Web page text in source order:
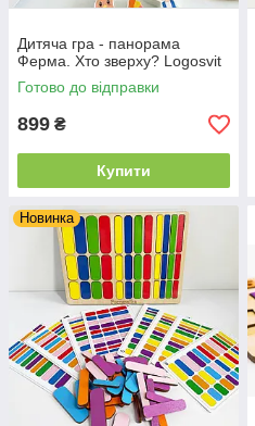
Дитяча гра - панорама
Ферма. Хто зверху? Logosvit
Готово до відправки
899 ₴
Купити
Новинка